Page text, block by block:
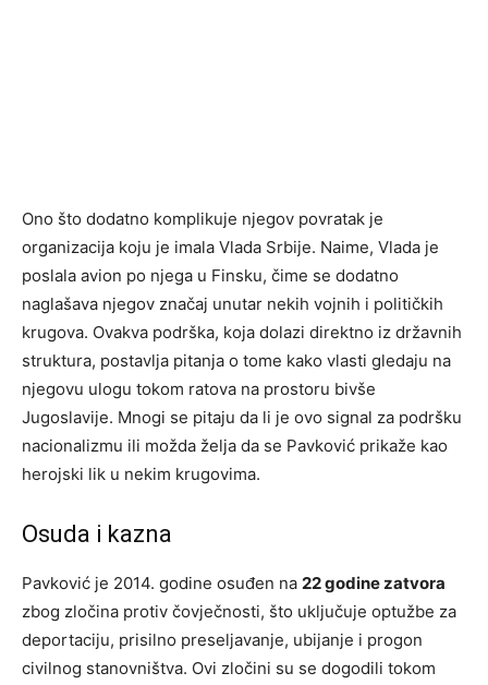
Ono što dodatno komplikuje njegov povratak je
organizacija koju je imala Vlada Srbije. Naime, Vlada je
poslala avion po njega u Finsku, čime se dodatno
naglašava njegov značaj unutar nekih vojnih i političkih
krugova. Ovakva podrška, koja dolazi direktno iz državnih
struktura, postavlja pitanja o tome kako vlasti gledaju na
njegovu ulogu tokom ratova na prostoru bivše
Jugoslavije. Mnogi se pitaju da li je ovo signal za podršku
nacionalizmu ili možda želja da se Pavković prikaže kao
herojski lik u nekim krugovima.
Osuda i kazna
Pavković je 2014. godine osuđen na 22 godine zatvora
zbog zločina protiv čovječnosti, što uključuje optužbe za
deportaciju, prisilno preseljavanje, ubijanje i progon
civilnog stanovništva. Ovi zločini su se dogodili tokom